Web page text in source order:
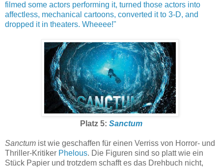
filmed some actors performing it, turned those actors into
affectless, mechanical cartoons, converted it to 3-D, and
dropped it in theaters. Wheeee!"
Platz 5: Sanctum
Sanctum ist wie geschaffen für einen Verriss von Horror- und
Thriller-Kritiker Phelous. Die Figuren sind so platt wie ein
Stück Papier und trotzdem schafft es das Drehbuch nicht,